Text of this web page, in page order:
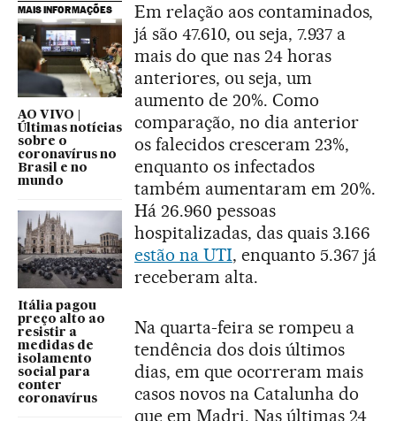
MAIS INFORMAÇÕES
AO VIVO |
Últimas notícias
sobre o
coronavírus no
Brasil e no
mundo
Itália pagou
preço alto ao
resistir a
medidas de
isolamento
social para
conter
coronavírus
Em relação aos contaminados,
já são 47.610, ou seja, 7.937 a
mais do que nas 24 horas
anteriores, ou seja, um
aumento de 20%. Como
comparação, no dia anterior
os falecidos cresceram 23%,
enquanto os infectados
também aumentaram em 20%.
Há 26.960 pessoas
hospitalizadas, das quais 3.166
estão na UTI, enquanto 5.367 já
receberam alta.
Na quarta-feira se rompeu a
tendência dos dois últimos
dias, em que ocorreram mais
casos novos na Catalunha do
que em Madri. Nas últimas 24